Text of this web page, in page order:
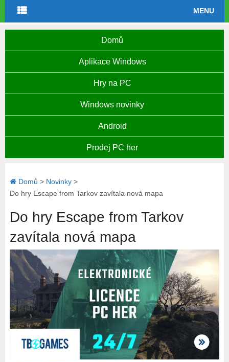
MENU
Domů
Aplikace Windows
Hry na PC
Windows novinky
Android
Prodej PC her
Domů > Novinky>
Do hry Escape from Tarkov zavítala nová mapa
Do hry Escape from Tarkov
zavítala nová mapa